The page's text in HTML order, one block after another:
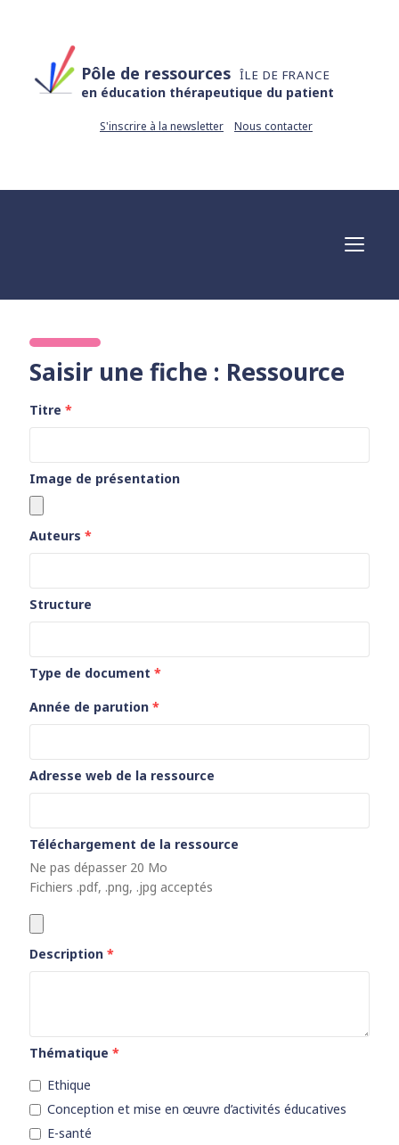
Pôle de ressources ÎLE DE FRANCE
en éducation thérapeutique du patient
S'inscrire à la newsletter Nous contacter
Saisir une fiche : Ressource
Titre *
Image de présentation
Auteurs *
Structure
Type de document *
Année de parution*
Adresse web de la ressource
Téléchargement de la ressource
Ne pas dépasser 20 Mo
Fichiers .pdf, .png, .jpg acceptés
Description*
Thématique *
Ethique
Conception et mise en œuvre d’activités éducatives
E-santé